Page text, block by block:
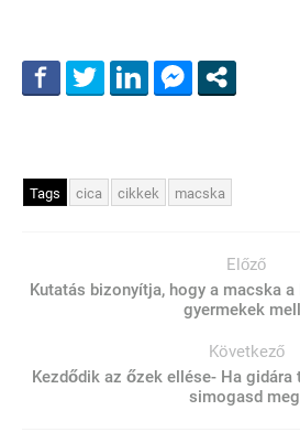
Tags cica cikkek macska
Előző
Kutatás bizonyítja, hogy a macska
gyermekek
Következő
Kezdődik az őzek ellése- Ha
simogasd